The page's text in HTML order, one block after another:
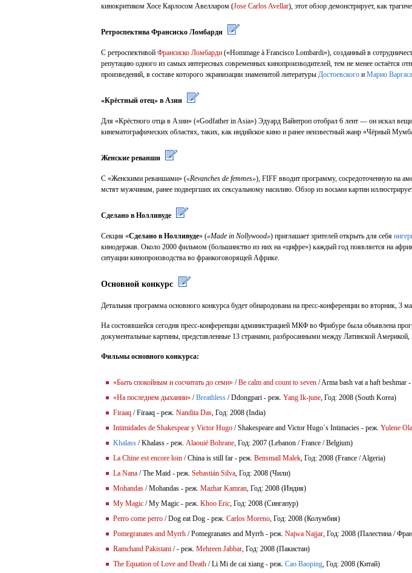
кинокритиком Хосе Карлосом Авелларом (Jose Carlos Avellar), этот обзор демонстрирует, как
Ретроспектива Франсиско Ломбарди
С ретроспективой Франсиско Ломбарди («Hommage à Francisco Lombardi»), созданный в
репутацию одного из самых интересных современных кинопроизводителей, тем не менее остаётся
произведений, в составе которого экранизации знаменитой литературы Достоевского и Марио
«Крёстный отец» в Азии
Для «Крёстного отца в Азии» («Godfather in Asia») Эдуард Вайнтроп отобрал 6 лент — он искал
кинематографических областях, таких, как индийское кино и ранее неизвестный жанр «Чёрный
Женские реванши
С «Женскими реваншами» («Revanches de femmes»), FIFF вводит программу, сосредоточенную на
мстят мужчинам, ранее подвергших их сексуальному насилию. Обзор из восьми картин
Сделано в Нолливуде
Секция «Сделано в Нолливуде» («Made in Nollywood») приглашает зрителей открыть для себя
кинодержав. Около 2000 фильмом (большинство из них на «цифре») каждый год появляется на
ситуации кинопроизводства во франкоговорящей Африке.
Основной конкурс
Детальная программа основного конкурса будет обнародована на пресс-конференции во вторник, 3
На состоявшейся сегодня пресс-конференции администрацией МКФ во Фрибуре была объявлена
документальные картины, представленные 13 странами, разбросанными между Латинской
Фильмы основного конкурса:
«Быть спокойным и сосчитать до семи» /Be calm and count to seven / Arma bash vat a haft beshmar -
«На последнем дыхании» /Breathless / Ddongpari - реж. Yang Ik-june , Год: 2008 (South Korea)
Firaaq / Firaaq - реж. Nandita Das , Год: 2008 (India)
Intimidades de Shakespear y Victor Hugo / Shakespeare and Victor Hugo´s Intimacies - реж. Yulene
Khalass / Khalass - реж. Alaouié Bohrane , Год: 2007 (Lebanon / France / Belgium)
La Chine est encore loin / China is still far - реж. Bensmaïl Malek , Год: 2008 (France / Algeria)
La Nana / The Maid - реж. Sebastián Silva , Год: 2008 (Чили)
Mohandas / Mohandas - реж. Mazhar Kamran , Год: 2008 (Индия)
My Magic / My Magic - реж. Khoo Eric , Год: 2008 (Сингапур)
Perro come perro / Dog eat Dog - реж. Carlos Moreno , Год: 2008 (Колумбия)
Pomegranates and Myrrh / Pomegranates and Myrrh - реж. Najwa Najjar , Год: 2008 (Палестина /
Ramchand Pakistani / - реж. Mehreen Jabbar , Год: 2008 (Пакистан)
The Equation of Love and Death / Li Mi de cai xiang - реж. Cao Baoping , Год: 2008 (Китай)